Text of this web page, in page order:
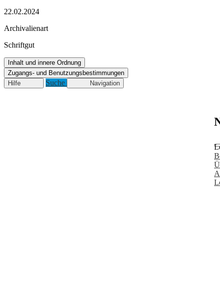
22.02.2024
Archivalienart
Schriftgut
Inhalt und innere Ordnung
Zugangs- und Benutzungsbestimmungen
Hilfe
Suche Navigation